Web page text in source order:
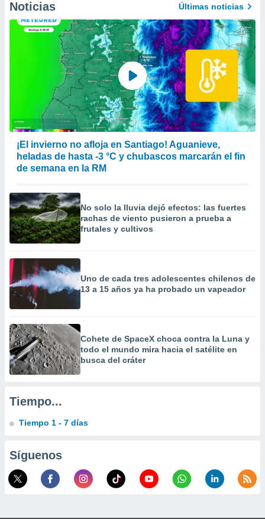
momento
en
de
un
datos
perfiles
crear un
la
contenido
medir el
de la
el
de
a través
de
uso de
con el
Noticias Últimas noticias
¡El invierno no afloja en Santiago! Aguanieve,
heladas de hasta -3 °C y chubascos marcarán el fin
de semana en la RM
No solo la lluvia dejó efectos: las fuertes
rachas de viento pusieron a prueba a
frutales y cultivos
Uno de cada tres adolescentes chilenos de
13 a 15 años ya ha probado un vapeador
Cohete de SpaceX choca contra la Luna y
todo el mundo mira hacia el satélite en
busca del cráter
Tiempo...
Tiempo 1 - 7 días
Síguenos